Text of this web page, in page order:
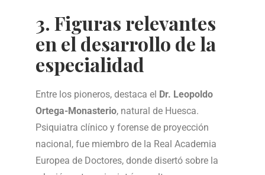
3. Figuras relevantes
en el desarrollo de la
especialidad
Entre los pioneros, destaca el Dr. Leopoldo
Ortega-Monasterio, natural de Huesca.
Psiquiatra clínico y forense de proyección
nacional, fue miembro de la Real Academia
Europea de Doctores, donde disertó sobre la